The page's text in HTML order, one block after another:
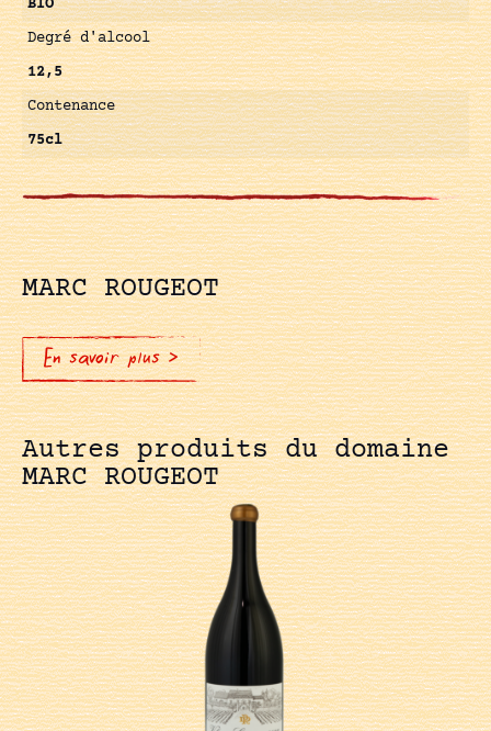
BIO
Degré d'alcool
12,5
Contenance
75cl
MARC ROUGEOT
En savoir plus >
Autres produits du domaine
MARC ROUGEOT